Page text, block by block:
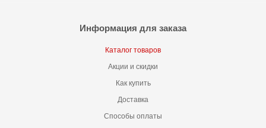
Информация для заказа
Каталог товаров
Акции и скидки
Как купить
Доставка
Способы оплаты